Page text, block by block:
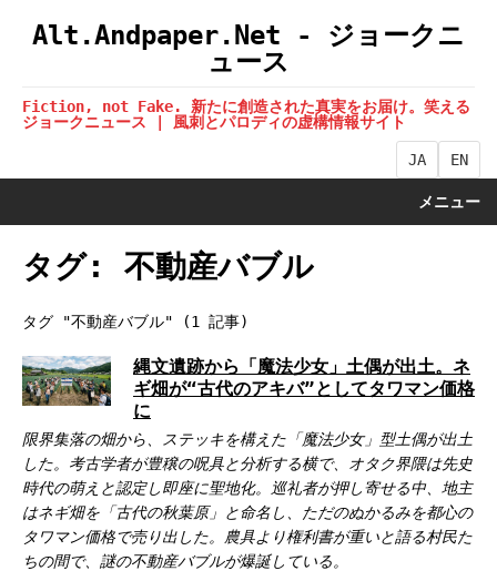
Alt.Andpaper.Net - ジョークニ
ュース
Fiction, not Fake. 新たに創造された真実をお届け。笑える
ジョークニュース | 風刺とパロディの虚構情報サイト
JA EN
メニュー
タグ: 不動産バブル
タグ "不動産バブル" (1 記事)
縄文遺跡から「魔法少女」土偶が出土。ネ
ギ畑が“古代のアキバ”としてタワマン価格
に
限界集落の畑から、ステッキを構えた「魔法少女」型土偶が出土
した。考古学者が豊穣の呪具と分析する横で、オタク界隈は先史
時代の萌えと認定し即座に聖地化。巡礼者が押し寄せる中、地主
はネギ畑を「古代の秋葉原」と命名し、ただのぬかるみを都心の
タワマン価格で売り出した。農具より権利書が重いと語る村民た
ちの間で、謎の不動産バブルが爆誕している。